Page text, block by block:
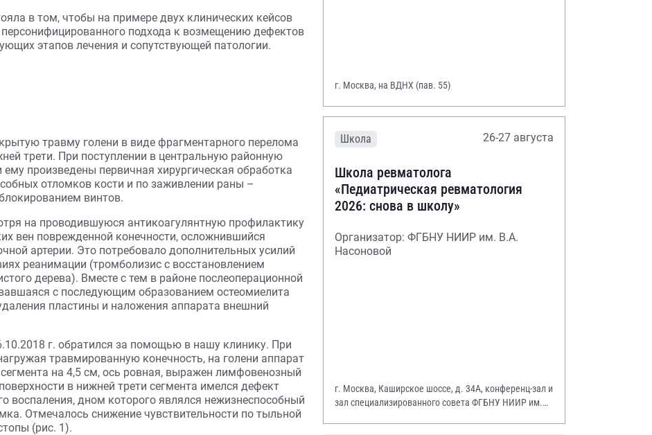
в том, чтобы на примере двух клинических кейсов
подхода к возмещению дефектов
этапов лечения и сопутствующей патологии.
травму голени в виде фрагментарного перелома
трети. При поступлении в центральную районную
произведены первичная хирургическая обработка
отломков кости и по заживлении раны –
винтов.
на проводившуюся антикоагулянтную профилактику
вен поврежденной конечности, осложнившийся
артерии. Это потребовало дополнительных усилий
реанимации (тромболизис с восстановлением
дерева). Вместе с тем в районе послеоперационной
с последующим образованием остеомиелита
пластины и наложения аппарата внешний
г. обратился за помощью в нашу клинику. При
травмированную конечность, на голени аппарат
на 4,5 см, ось ровная, выражен лимфовенозный
в нижней трети сегмента имелся дефект
воспаления, дном которого являлся нежизнеспособный
Отмечалось снижение чувствительности по тыльной
(рис. 1).
г. Москва, на ВДНХ (пав. 55)
Школа 26-27 августа
Школа ревматолога
«Педиатрическая ревматология
2026: снова в школу»
Организатор: ФГБНУ НИИР им. В.А.
Насоновой
г. Москва, Каширское шоссе, д. 34А, конференц-зал и
зал специализированного совета ФГБНУ НИИР им.